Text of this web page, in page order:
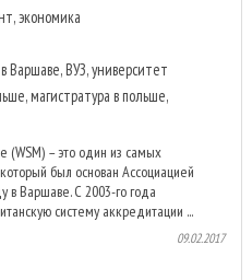
экономика
ВУЗ, университет
магистратура в польше,
– это один из самых
был основан Ассоциацией
в Варшаве. С 2003-го года
систему аккредитации ...
09.02.2017